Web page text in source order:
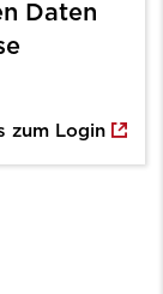
Daten
zum Login